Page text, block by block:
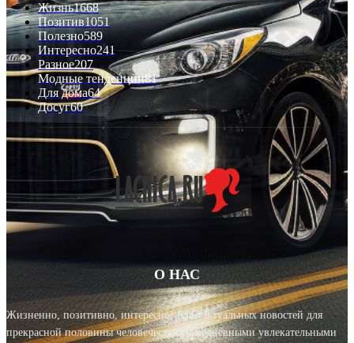
Жизнь1668
Позитив1051
Полезно589
Интересно241
Разное207
Модные тенденции81
Для дома64
Досуг60
О НАС
Жизненно, позитивно, интересно! Блог актуальных новостей для
прекрасной половины человечества с ежедневными увлекательными